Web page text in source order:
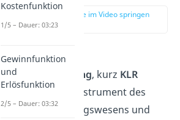
zur Stelle im Video springen
(00:10)
DieKosten- und
Leistungsrechnung, kurz KLR
genannt, ist ein Instrument des
internen Rechnungswesens und
Kostenfunktion
1/5 – Dauer: 03:23
Gewinnfunktion
und
Erlösfunktion
2/5 – Dauer: 03:32